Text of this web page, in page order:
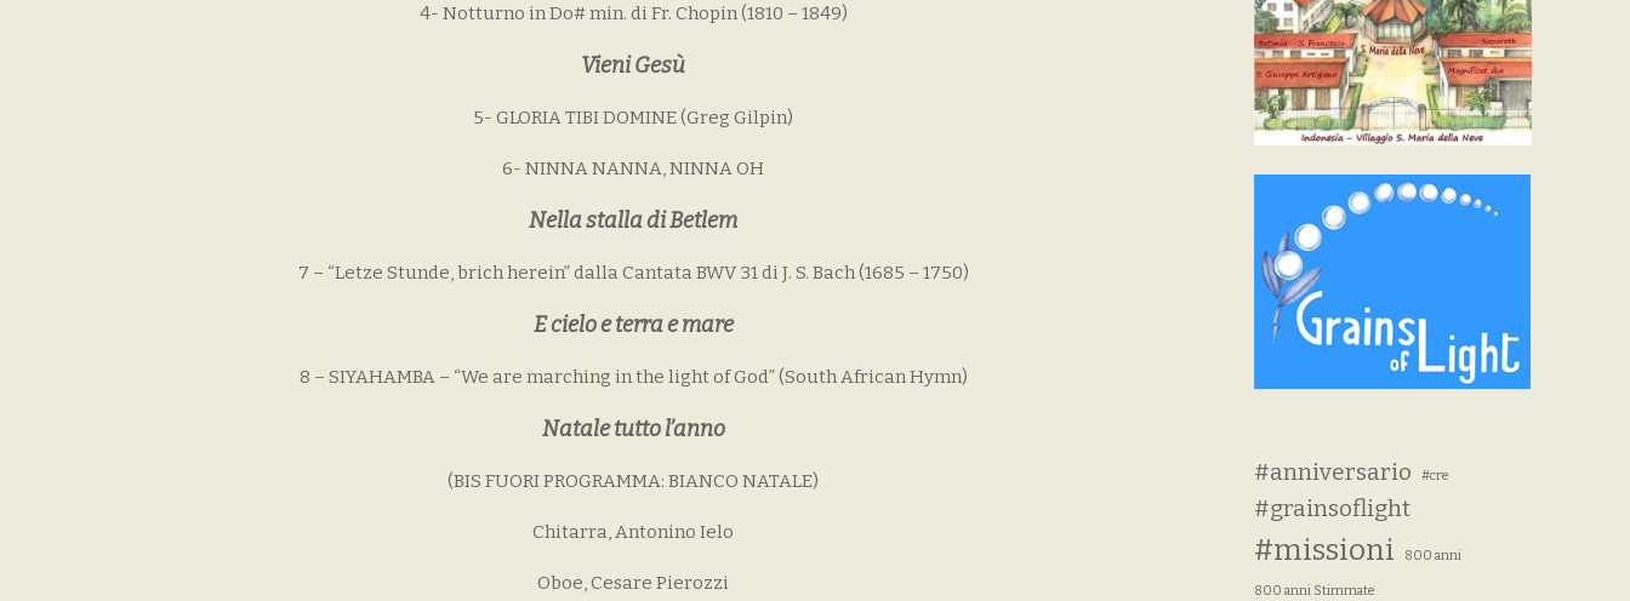
4- Notturno in Do# min. di Fr. Chopin (1810 – 1849)
Vieni Gesù
5- GLORIA TIBI DOMINE (Greg Gilpin)
6- NINNA NANNA, NINNA OH
Nella stalla di Betlem
7 – “Letze Stunde, brich herein” dalla Cantata BWV 31 di J. S. Bach (1685 – 1750)
E cielo e terra e mare
8 – SIYAHAMBA – “We are marching in the light of God” (South African Hymn)
Natale tutto l’anno
(BIS FUORI PROGRAMMA: BIANCO NATALE)
Chitarra, Antonino Ielo
Oboe, Cesare Pierozzi
#anniversario #cre
#grainsoflight
#missioni 800 anni
800 anni Stimmate